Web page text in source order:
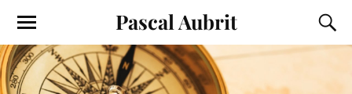
Pascal Aubrit